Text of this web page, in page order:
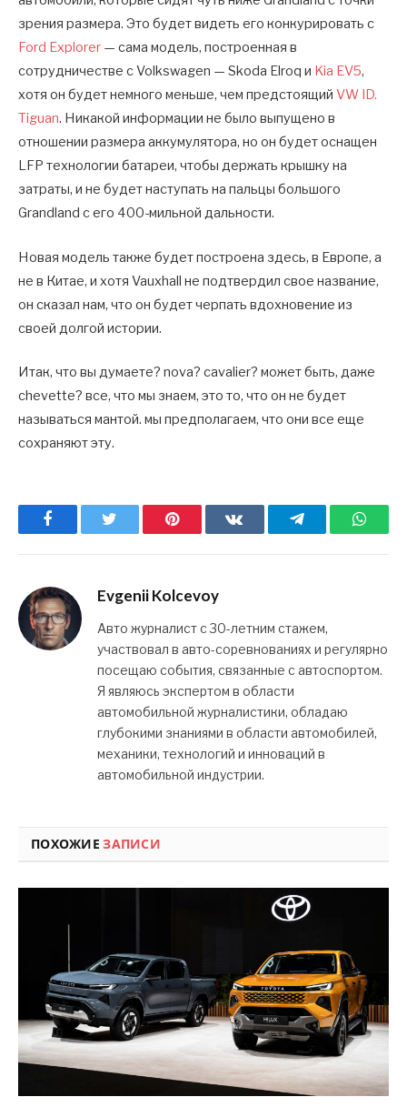
зрения размера. Это будет видеть его конкурировать с
Ford Explorer — сама модель, построенная в
сотрудничестве с Volkswagen — Skoda Elroq и Kia EV5,
хотя он будет немного меньше, чем предстоящий VW ID.
Tiguan. Никакой информации не было выпущено в
отношении размера аккумулятора, но он будет оснащен
LFP технологии батареи, чтобы держать крышку на
затраты, и не будет наступать на пальцы большого
Grandland с его 400-мильной дальности.
Новая модель также будет построена здесь, в Европе, а
не в Китае, и хотя Vauxhall не подтвердил свое название,
он сказал нам, что он будет черпать вдохновение из
своей долгой истории.
Итак, что вы думаете? nova? cavalier? может быть, даже
chevette? все, что мы знаем, это то, что он не будет
называться мантой. мы предполагаем, что они все еще
сохраняют эту.
Facebook Pinterest ВКонтактеTelegram
Evgenii Kolcevoy
Авто журналист с 30-летним стажем,
участвовал в авто-соревнованиях и регулярно
посещаю события, связанные с автоспортом.
Я являюсь экспертом в области
автомобильной журналистики, обладаю
глубокими знаниями в области автомобилей,
механики, технологий и инноваций в
автомобильной индустрии.
ПОХОЖИЕЗАПИСИ